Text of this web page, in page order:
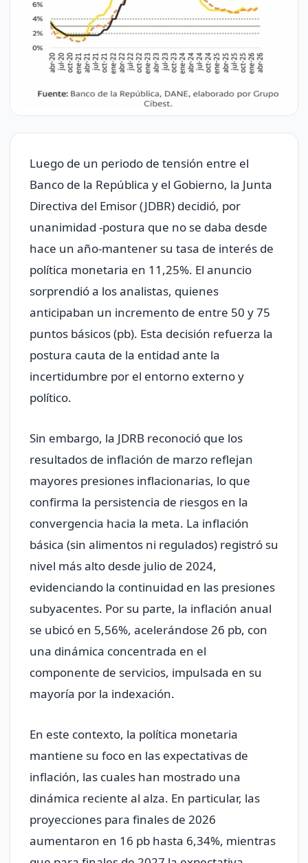
Luego de un periodo de tensión entre el
Banco de la República y el Gobierno, la Junta
Directiva del Emisor (JDBR) decidió, por
unanimidad -postura que no se daba desde
hace un año-mantener su tasa de interés de
política monetaria en 11,25%. El anuncio
sorprendió a los analistas, quienes
anticipaban un incremento de entre 50 y 75
puntos básicos (pb). Esta decisión refuerza la
postura cauta de la entidad ante la
incertidumbre por el entorno externo y
político.
Sin embargo, la JDRB reconoció que los
resultados de inflación de marzo reflejan
mayores presiones inflacionarias, lo que
confirma la persistencia de riesgos en la
convergencia hacia la meta. La inflación
básica (sin alimentos ni regulados) registró su
nivel más alto desde julio de 2024,
evidenciando la continuidad en las presiones
subyacentes. Por su parte, la inflación anual
se ubicó en 5,56%, acelerándose 26 pb, con
una dinámica concentrada en el
componente de servicios, impulsada en su
mayoría por la indexación.
En este contexto, la política monetaria
mantiene su foco en las expectativas de
inflación, las cuales han mostrado una
dinámica reciente al alza. En particular, las
proyecciones para finales de 2026
aumentaron en 16 pb hasta 6,34%, mientras